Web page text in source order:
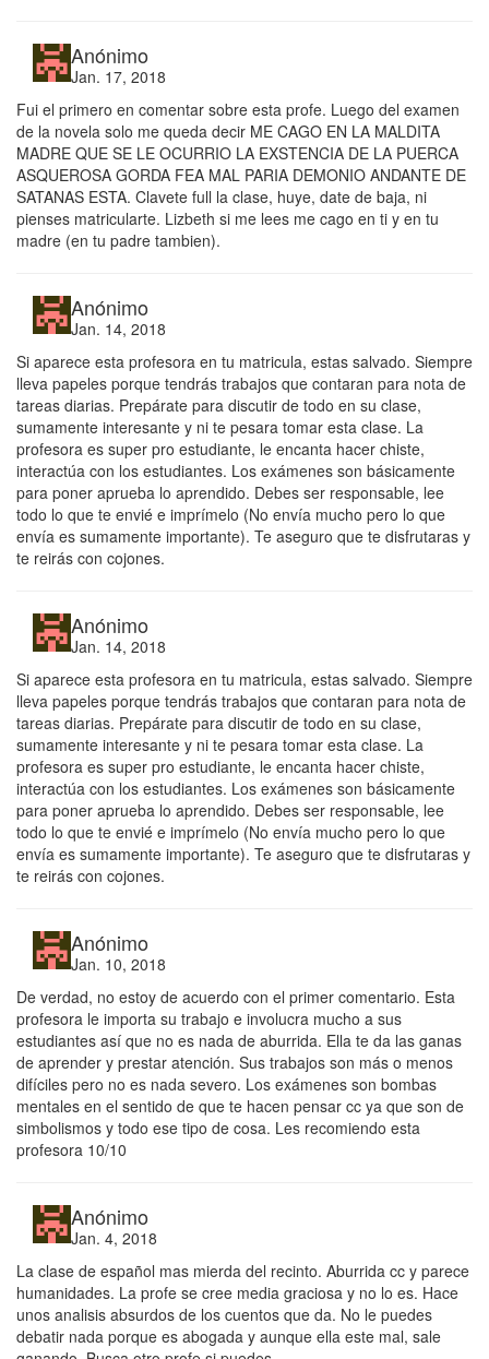
Anónimo
Jan. 17, 2018
Fui el primero en comentar sobre esta profe. Luego del examen
de la novela solo me queda decir ME CAGO EN LA MALDITA
MADRE QUE SE LE OCURRIO LA EXSTENCIA DE LA PUERCA
ASQUEROSA GORDA FEA MAL PARIA DEMONIO ANDANTE DE
SATANAS ESTA. Clavete full la clase, huye, date de baja, ni
pienses matricularte. Lizbeth si me lees me cago en ti y en tu
madre (en tu padre tambien).
Anónimo
Jan. 14, 2018
Si aparece esta profesora en tu matricula, estas salvado. Siempre
lleva papeles porque tendrás trabajos que contaran para nota de
tareas diarias. Prepárate para discutir de todo en su clase,
sumamente interesante y ni te pesara tomar esta clase. La
profesora es super pro estudiante, le encanta hacer chiste,
interactúa con los estudiantes. Los exámenes son básicamente
para poner aprueba lo aprendido. Debes ser responsable, lee
todo lo que te envié e imprímelo (No envía mucho pero lo que
envía es sumamente importante). Te aseguro que te disfrutaras y
te reirás con cojones.
Anónimo
Jan. 14, 2018
Si aparece esta profesora en tu matricula, estas salvado. Siempre
lleva papeles porque tendrás trabajos que contaran para nota de
tareas diarias. Prepárate para discutir de todo en su clase,
sumamente interesante y ni te pesara tomar esta clase. La
profesora es super pro estudiante, le encanta hacer chiste,
interactúa con los estudiantes. Los exámenes son básicamente
para poner aprueba lo aprendido. Debes ser responsable, lee
todo lo que te envié e imprímelo (No envía mucho pero lo que
envía es sumamente importante). Te aseguro que te disfrutaras y
te reirás con cojones.
Anónimo
Jan. 10, 2018
De verdad, no estoy de acuerdo con el primer comentario. Esta
profesora le importa su trabajo e involucra mucho a sus
estudiantes así que no es nada de aburrida. Ella te da las ganas
de aprender y prestar atención. Sus trabajos son más o menos
difíciles pero no es nada severo. Los exámenes son bombas
mentales en el sentido de que te hacen pensar cc ya que son de
simbolismos y todo ese tipo de cosa. Les recomiendo esta
profesora 10/10
Anónimo
Jan. 4, 2018
La clase de español mas mierda del recinto. Aburrida cc y parece
humanidades. La profe se cree media graciosa y no lo es. Hace
unos analisis absurdos de los cuentos que da. No le puedes
debatir nada porque es abogada y aunque ella este mal, sale